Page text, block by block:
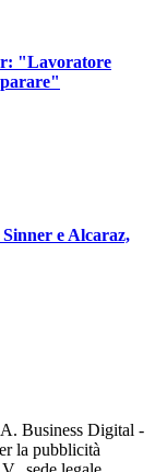
"Lavoratore
e Alcaraz,
Business Digital -
la pubblicità